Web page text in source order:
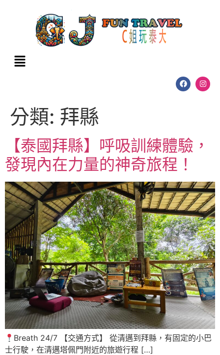
分類: 拜縣
【泰國拜縣】呼吸訓練體驗，
發現內在力量的神奇旅程！
Breath 24/7 【交通方式】 從清邁到拜縣，有固定的小巴
士行駛，在清邁塔佩門附近的旅遊行程 […]